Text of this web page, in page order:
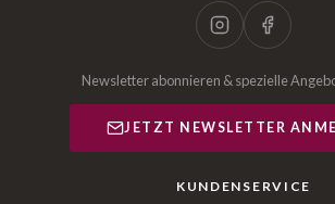
Newsletter abonnieren & spezielle
JETZT NEWSLETTER
KUNDENSERVICE